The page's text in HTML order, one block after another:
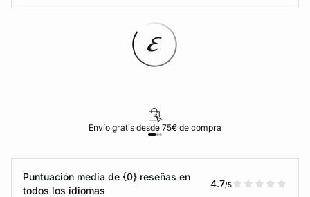
Envío gratis desde 75€ de compra
Puntuación media de {0} reseñas en
todos los idiomas
4.7/5